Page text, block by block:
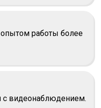
работы более
с видеонаблюдением.